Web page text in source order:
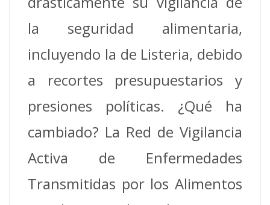
la seguridad alimentaria,
incluyendo la de Listeria, debido
a recortes presupuestarios y
presiones políticas. ¿Qué ha
cambiado? La Red de Vigilancia
Activa de Enfermedades
Transmitidas por los Alimentos